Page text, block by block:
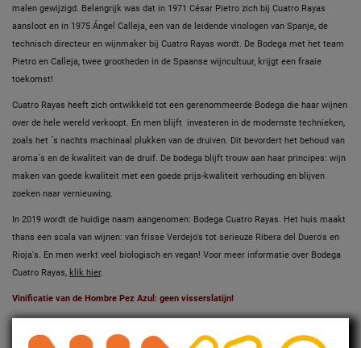
malen gewijzigd. Belangrijk was dat in 1971 César Pietro zich bij Cuatro Rayas
aansloot en in 1975 Ángel Calleja, een van de leidende vinologen van Spanje, de
technisch directeur en wijnmaker bij Cuatro Rayas wordt. De Bodega met het team
Pietro en Calleja, twee grootheden in de Spaanse wijncultuur, krijgt een fraaie
toekomst!
Cuatro Rayas heeft zich ontwikkeld tot een gerenommeerde Bodega die haar wijnen
over de hele wereld verkoopt. En men blijft investeren in de modernste technieken,
zoals het ´s nachts machinaal plukken van de druiven. Dit bevordert het behoud van
aroma´s en de kwaliteit van de druif. De bodega blijft trouw aan haar principes: wijn
maken van goede kwaliteit met een goede prijs-kwaliteit verhouding en blijven
zoeken naar vernieuwing.
In 2019 wordt de huidige naam aangenomen: Bodega Cuatro Rayas. Het huis maakt
thans een scala van wijnen: van frisse Verdejo's tot serieuze Ribera del Duero's en
Rioja's. En men werkt veel biologisch en vegan! Voor meer informatie over Bodega
Cuatro Rayas, klik hier.
Vinificatie van de Hombre Pez Azul: geen visserslatijn!
Rueda).
Na de nachtelijke oogst, de selectie en de persing vindt fermentatie plaats